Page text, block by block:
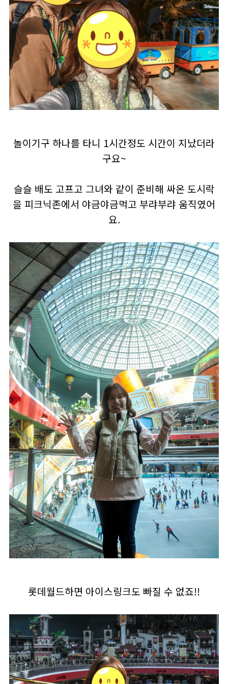
놀이기구 하나를 타니 1시간정도 시간이 지났더라
구요~
슬슬 배도 고프고 그녀와 같이 준비해 싸온 도시락
을 피크닉존에서 야금야금먹고 부랴부랴 움직였어
요.
롯데월드하면 아이스링크도 빠질 수 없죠!!